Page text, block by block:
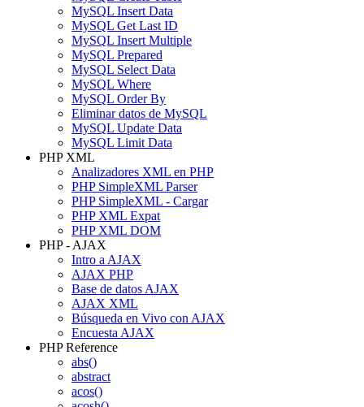
MySQL Insert Data
MySQL Get Last ID
MySQL Insert Multiple
MySQL Prepared
MySQL Select Data
MySQL Where
MySQL Order By
Eliminar datos de MySQL
MySQL Update Data
MySQL Limit Data
PHP XML
Analizadores XML en PHP
PHP SimpleXML Parser
PHP SimpleXML - Cargar
PHP XML Expat
PHP XML DOM
PHP - AJAX
Intro a AJAX
AJAX PHP
Base de datos AJAX
AJAX XML
Búsqueda en Vivo con AJAX
Encuesta AJAX
PHP Reference
abs()
abstract
acos()